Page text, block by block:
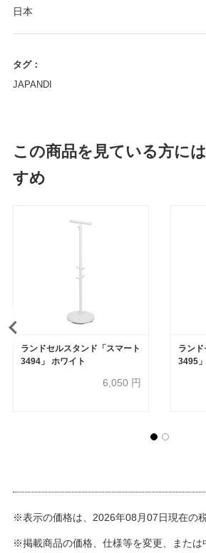
日本
タグ：
JAPANDI
この商品を見ている方に
すめ
ランドセルスタンド「スマート
3494」 ホワイト
6,050 円
ラン
3495
※表示の価格は、2026年08月07日現在の税
※掲載商品の価格、仕様等を変更、または